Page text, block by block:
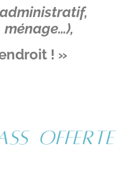
! »
offerte